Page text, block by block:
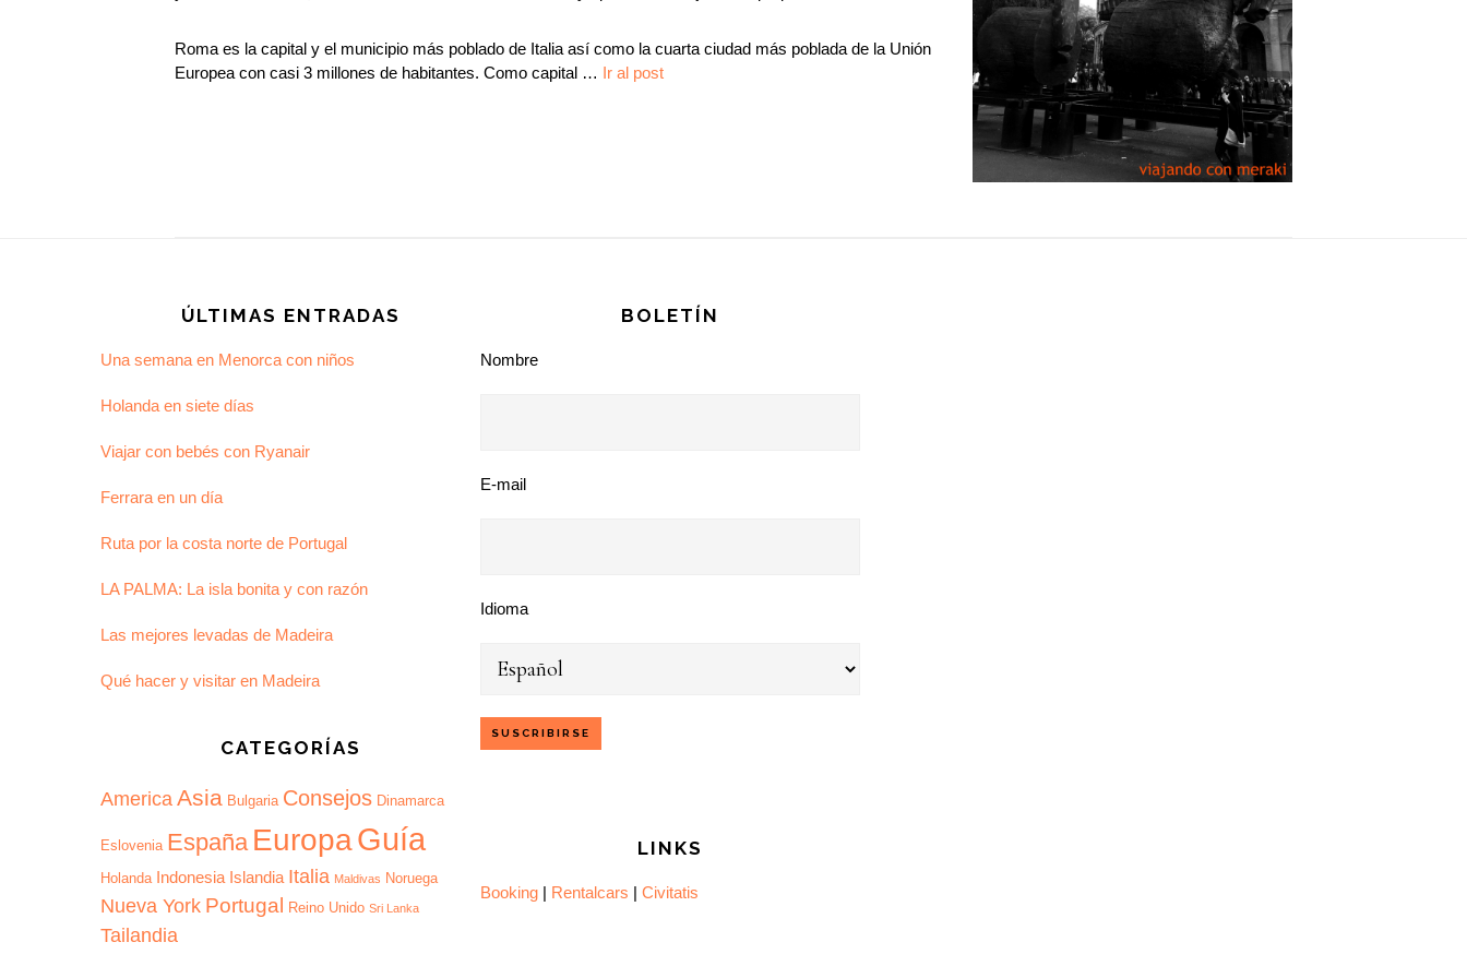
Roma es la capital y el municipio más poblado de Italia así como la cuarta ciudad más poblada de la Unión
Europea con casi 3 millones de habitantes. Como capital … Ir al post
ÚLTIMAS ENTRADAS
Una semana en Menorca con niños
Holanda en siete días
Viajar con bebés con Ryanair
Ferrara en un día
Ruta por la costa norte de Portugal
LA PALMA: La isla bonita y con razón
Las mejores levadas de Madeira
Qué hacer y visitar en Madeira
CATEGORÍAS
America Asia Bulgaria Consejos Dinamarca
Eslovenia España EuropaGuía
Holanda Indonesia Islandia Italia Maldivas Noruega
Nueva York Portugal Reino Unido Sri Lanka
Tailandia
BOLETÍN
Nombre
E-mail
Idioma
LINKS
Booking | Rentalcars | Civitatis